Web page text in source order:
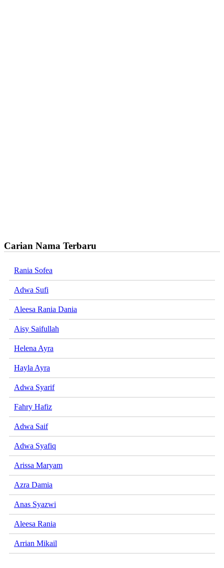
Carian Nama Terbaru
Rania Sofea
Adwa Sufi
Aleesa Rania Dania
Aisy Saifullah
Helena Ayra
Hayla Ayra
Adwa Syarif
Fahry Hafiz
Adwa Saif
Adwa Syafiq
Arissa Maryam
Azra Damia
Anas Syazwi
Aleesa Rania
Arrian Mikail